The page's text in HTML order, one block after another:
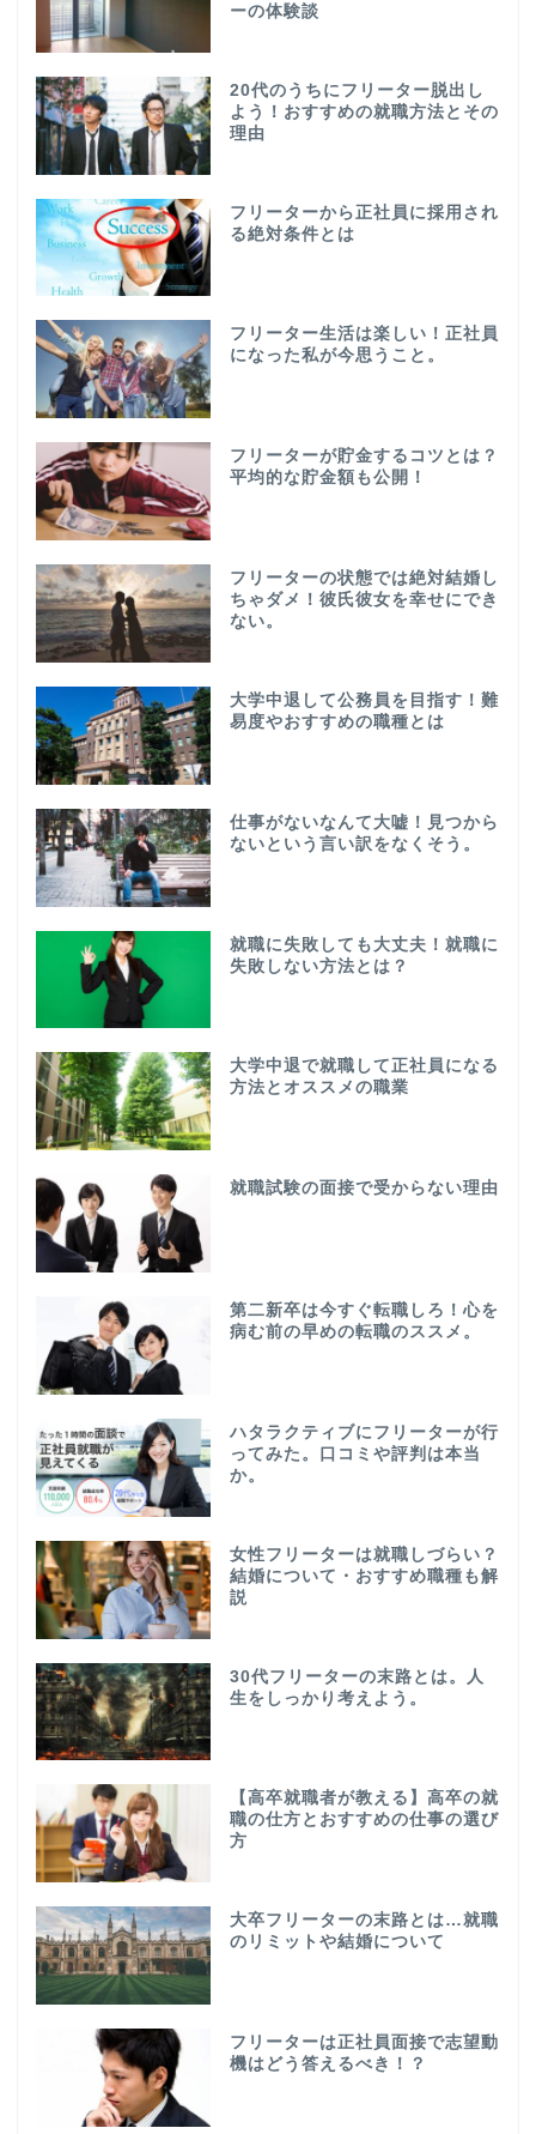
ーの体験談
20代のうちにフリーター脱出し
よう！おすすめの就職方法とその
理由
フリーターから正社員に採用され
る絶対条件とは
フリーター生活は楽しい！正社員
になった私が今思うこと。
フリーターが貯金するコツとは？
平均的な貯金額も公開！
フリーターの状態では絶対結婚し
ちゃダメ！彼氏彼女を幸せにでき
ない。
大学中退して公務員を目指す！難
易度やおすすめの職種とは
仕事がないなんて大嘘！見つから
ないという言い訳をなくそう。
就職に失敗しても大丈夫！就職に
失敗しない方法とは？
大学中退で就職して正社員になる
方法とオススメの職業
就職試験の面接で受からない理由
第二新卒は今すぐ転職しろ！心を
病む前の早めの転職のススメ。
ハタラクティブにフリーターが行
ってみた。口コミや評判は本当
か。
女性フリーターは就職しづらい？
結婚について・おすすめ職種も解
説
30代フリーターの末路とは。人
生をしっかり考えよう。
【高卒就職者が教える】高卒の就
職の仕方とおすすめの仕事の選び
方
大卒フリーターの末路とは…就職
のリミットや結婚について
フリーターは正社員面接で志望動
機はどう答えるべき！？